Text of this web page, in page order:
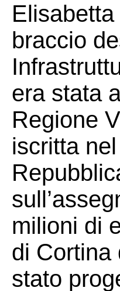
braccio
era stata
Regione
iscritta
milioni di
di Cortina
stato